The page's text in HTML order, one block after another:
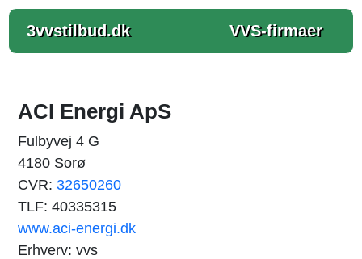
3vvstilbud.dk VVS-firmaer
ACI Energi ApS
Fulbyvej 4 G
4180 Sorø
CVR: 32650260
TLF: 40335315
www.aci-energi.dk
Erhverv: vvs